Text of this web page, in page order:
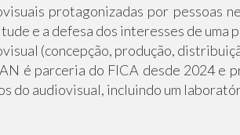
protagonizadas por pessoas
e a defesa dos interesses de uma
(concepção, produção,
é parceria do FICA desde 2024 e
do audiovisual, incluindo um